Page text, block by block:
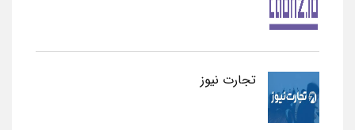
تجارت نیوز